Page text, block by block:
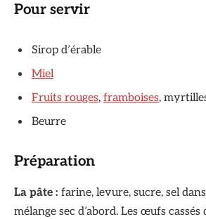
Pour servir
Sirop d’érable
Miel
Fruits rouges, framboises,
Beurre
Préparation
La pâte : farine, levure, sucre, sel
mélange sec d’abord. Les œufs